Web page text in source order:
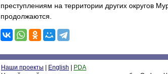
преступлениям на территории других округов
продолжаются.
Наши проекты English
PDA